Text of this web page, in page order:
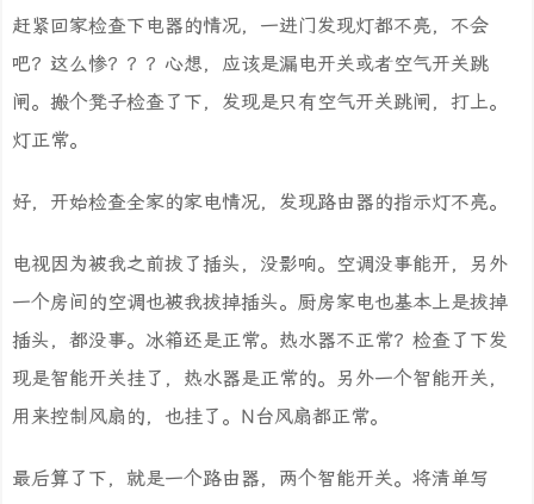
赶紧回家检查下电器的情况，一进门发现灯都不亮，不会
吧？这么惨？？？心想，应该是漏电开关或者空气开关跳
闸。搬个凳子检查了下，发现是只有空气开关跳闸，打上。
灯正常。
好，开始检查全家的家电情况，发现路由器的指示灯不亮。
电视因为被我之前拔了插头，没影响。空调没事能开，另外
一个房间的空调也被我拔掉插头。厨房家电也基本上是拔掉
插头，都没事。冰箱还是正常。热水器不正常？检查了下发
现是智能开关挂了，热水器是正常的。另外一个智能开关，
用来控制风扇的，也挂了。N台风扇都正常。
最后算了下，就是一个路由器，两个智能开关。将清单写